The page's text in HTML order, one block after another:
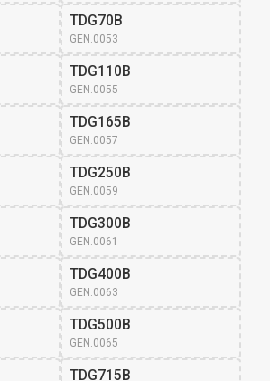
TDG70B
GEN.0053
TDG110B
GEN.0055
TDG165B
GEN.0057
TDG250B
GEN.0059
TDG300B
GEN.0061
TDG400B
GEN.0063
TDG500B
GEN.0065
TDG715B